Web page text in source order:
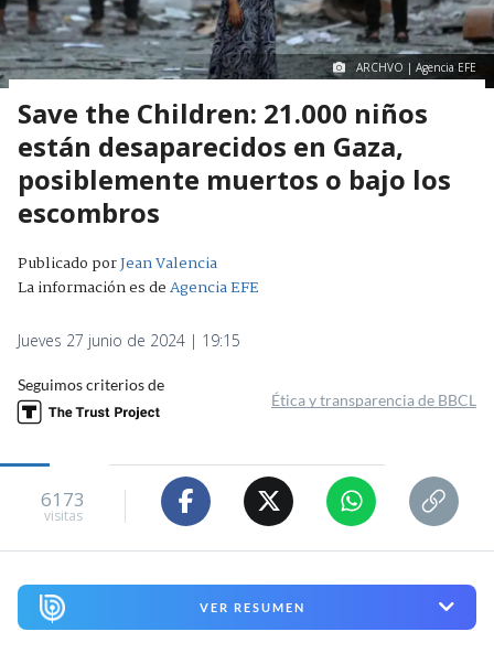
ARCHVO | Agencia EFE
Save the Children: 21.000 niños
están desaparecidos en Gaza,
posiblemente muertos o bajo los
escombros
Publicado porJean Valencia
La información es deAgencia EFE
Jueves 27 junio de 2024 | 19:15
Seguimos criterios de
Ética y transparencia de BBCL
6173
visitas
VER RESUMEN